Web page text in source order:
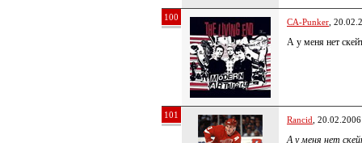
100 CA-Punker ,
А у меня нет
101 Rancid ,
А у меня нет